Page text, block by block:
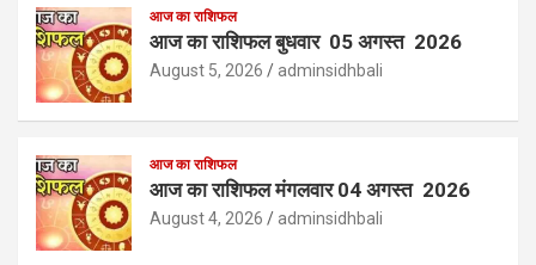
आज का राशिफल
आज का राशिफल बुधवार 05 अगस्त 2026
August 5, 2026 adminsidhbali
आज का राशिफल
आज का राशिफल मंगलवार 04 अगस्त 2026
August 4, 2026 adminsidhbali